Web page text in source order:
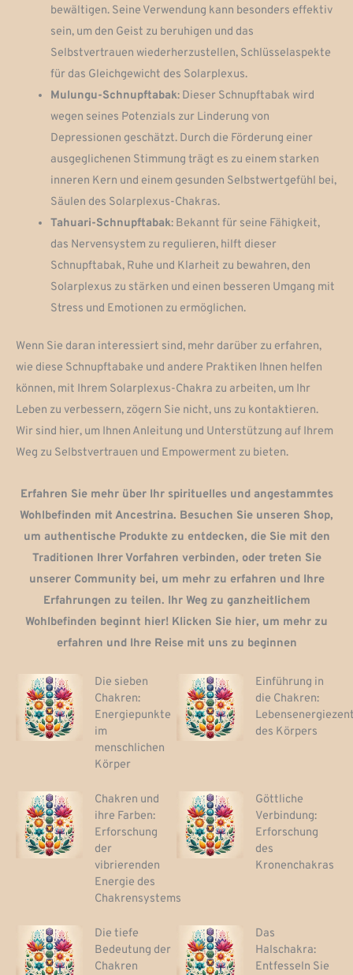
bewältigen. Seine Verwendung kann besonders effektiv
sein, um den Geist zu beruhigen und das
Selbstvertrauen wiederherzustellen, Schlüsselaspekte
für das Gleichgewicht des Solarplexus.
Mulungu-Schnupftabak: Dieser Schnupftabak wird
wegen seines Potenzials zur Linderung von
Depressionen geschätzt. Durch die Förderung einer
ausgeglichenen Stimmung trägt es zu einem starken
inneren Kern und einem gesunden Selbstwertgefühl bei,
Säulen des Solarplexus-Chakras.
Tahuari-Schnupftabak: Bekannt für seine Fähigkeit,
das Nervensystem zu regulieren, hilft dieser
Schnupftabak, Ruhe und Klarheit zu bewahren, den
Solarplexus zu stärken und einen besseren Umgang mit
Stress und Emotionen zu ermöglichen.
Wenn Sie daran interessiert sind, mehr darüber zu erfahren,
wie diese Schnupftabake und andere Praktiken Ihnen helfen
können, mit Ihrem Solarplexus-Chakra zu arbeiten, um Ihr
Leben zu verbessern, zögern Sie nicht, uns zu kontaktieren.
Wir sind hier, um Ihnen Anleitung und Unterstützung auf Ihrem
Weg zu Selbstvertrauen und Empowerment zu bieten.
Erfahren Sie mehr über Ihr spirituelles und angestammtes
Wohlbefinden mit Ancestrina. Besuchen Sie unseren Shop,
um authentische Produkte zu entdecken, die Sie mit den
Traditionen Ihrer Vorfahren verbinden, oder treten Sie
unserer Community bei, um mehr zu erfahren und Ihre
Erfahrungen zu teilen. Ihr Weg zu ganzheitlichem
Wohlbefinden beginnt hier! Klicken Sie hier, um mehr zu
erfahren und Ihre Reise mit uns zu beginnen
Die sieben
Chakren:
Energiepunkte
im
menschlichen
Körper
Einführung in
die Chakren:
des Körpers
Chakren und
ihre Farben:
Erforschung
der
vibrierenden
Energie des
Chakrensystems
Göttliche
Verbindung:
Erforschung
des
Kronenchakras
Die tiefe
Bedeutung der
Chakren
Das
Halschakra:
Entfesseln Sie